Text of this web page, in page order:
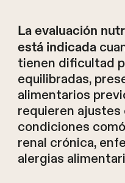
La evaluación
está indicada
tienen dificultad
equilibradas,
alimentarios
requieren
condiciones
renal crónica,
alergias